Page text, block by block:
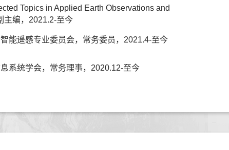
Topics in Applied Earth Observations and
主编，2021.2-至今
能遥感专业委员会，常务委员，2021.4-至今
系统学会，常务理事，2020.12-至今